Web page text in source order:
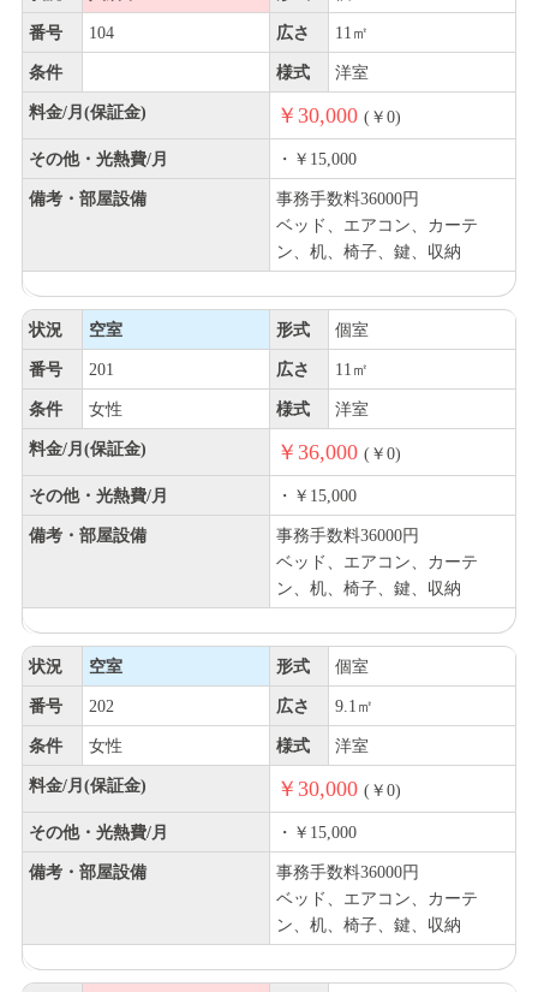
番号 104 広さ 11㎡
条件 様式 洋室
料金/月(保証金) ￥30,000 (￥0)
その他・光熱費/月 ・￥15,000
備考・部屋設備
事務手数料36000円
ベッド、エアコン、カーテ
ン、机、椅子、鍵、収納
状況 空室 形式 個室
番号 201 広さ 11㎡
条件 女性 様式 洋室
料金/月(保証金) ￥36,000 (￥0)
その他・光熱費/月 ・￥15,000
備考・部屋設備
事務手数料36000円
ベッド、エアコン、カーテ
ン、机、椅子、鍵、収納
状況 空室 形式 個室
番号 202 広さ 9.1㎡
条件 女性 様式 洋室
料金/月(保証金) ￥30,000 (￥0)
その他・光熱費/月 ・￥15,000
備考・部屋設備
事務手数料36000円
ベッド、エアコン、カーテ
ン、机、椅子、鍵、収納